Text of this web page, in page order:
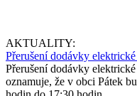
AKTUALITY:
Přerušení dodávky
Přerušení dodávky
oznamuje, že v obci Pátek